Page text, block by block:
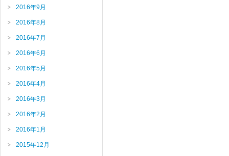
2016年9月
2016年8月
2016年7月
2016年6月
2016年5月
2016年4月
2016年3月
2016年2月
2016年1月
2015年12月